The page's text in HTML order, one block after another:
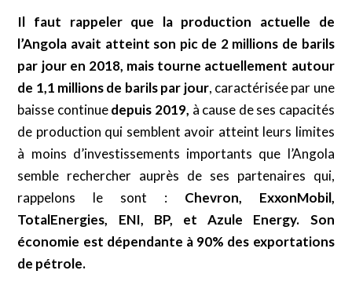
Il faut rappeler que la production actuelle de
l’Angola avait atteint son pic de 2 millions de barils
par jour en 2018, mais tourne actuellement autour
de 1,1 millions de barils par jour, caractérisée par une
baisse continuedepuis 2019, à cause de ses capacités
de production qui semblent avoir atteint leurs limites
à moins d’investissements importants que l’Angola
semble rechercher auprès de ses partenaires qui,
rappelons le sont : Chevron, ExxonMobil,
TotalEnergies, ENI, BP, et Azule Energy. Son
économie est dépendante à 90% des exportations
de pétrole.